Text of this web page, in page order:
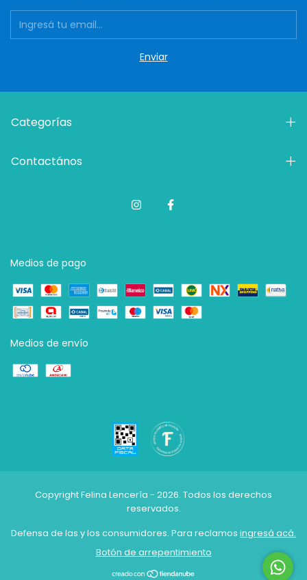
Categorías
Contactános
Medios de pago
Medios de envío
Copyright Felina Lencería - 2026. Todos los derechos
reservados.
Defensa de las y los consumidores. Para reclamos ingresá acá.
Botón de arrepentimiento